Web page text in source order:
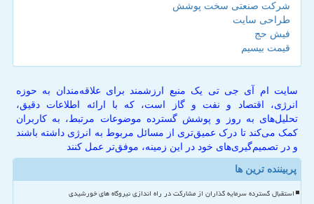
شرکت صنعتی سخت پوشش
طراحی سایت
فیش حج
قیمت بیسیم
سایت ام آی جی تی یک منبع ارزشمند برای علاقه‌مندان به حوزه
انرژی، اقتصاد و نفت و گاز است، که با ارائه اطلاعات دقیق،
تحلیل‌های به روز و پوشش گسترده موضوعات مرتبط، به کاربران
کمک می‌کند تا درک عمیق‌تری از مسائل مربوط به انرژی داشته باشند
و در تصمیم‌گیری‌های خود در این زمینه، موفق‌تر عمل کنند
پربیننده ترین ها
استقبال گسترده سرمایه گذاران از مشارکت در راه اندازی نیروگاه های خورشیدی